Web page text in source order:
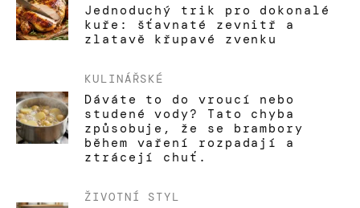
Jednoduchý trik pro dokonalé
kuře: šťavnaté zevnitř a
zlatavě křupavé zvenku
KULINÁŘSKÉ
Dáváte to do vroucí nebo
studené vody? Tato chyba
způsobuje, že se brambory
během vaření rozpadají a
ztrácejí chuť.
ŽIVOTNÍ STYL